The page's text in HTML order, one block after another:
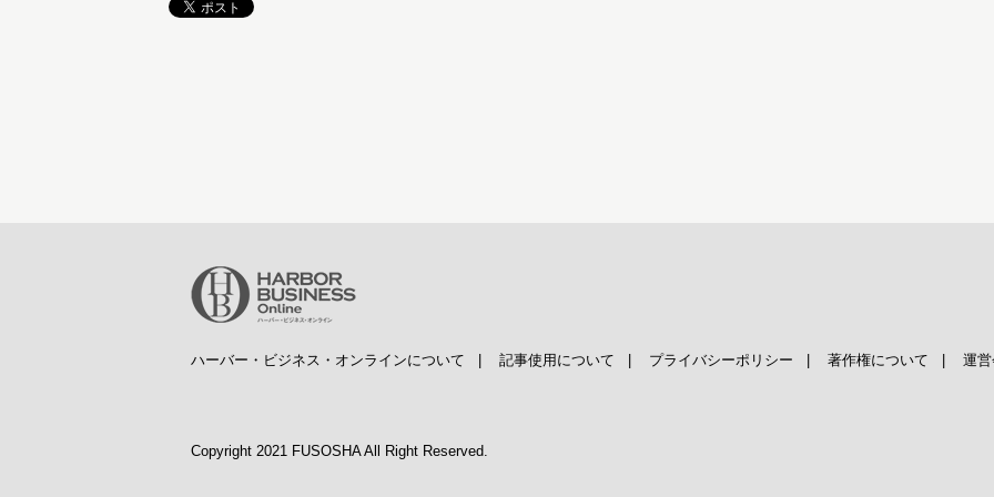
ハーバー・ビジネス・オンラインについて 記事使用について プライバシーポリシー 著作権について 運
Copyright 2021 FUSOSHA All Right Reserved.